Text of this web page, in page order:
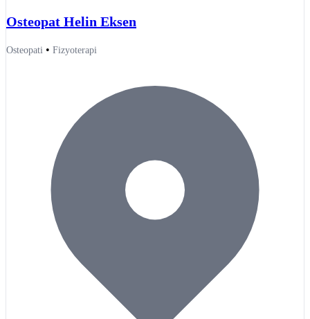
Osteopat Helin Eksen
Osteopati • Fizyoterapi